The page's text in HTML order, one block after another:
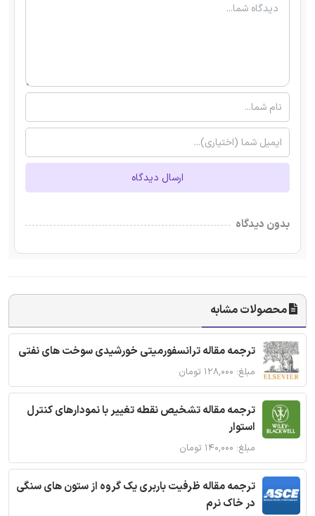
ارسال دیدگاه
بدون دیدگاه
محصولات مشابه
ترجمه مقاله ترانسفورمیتی خورشیدی سوخت های نفتی
مبلغ: ۱۲۸,۰۰۰ تومان
ترجمه مقاله تشخیص نقطه تغییر با نمودارهای کنترل
استوار
مبلغ: ۱۴۰,۰۰۰ تومان
ترجمه مقاله ظرفیت باربری یک گروه از ستون های سنگی
در خاک نرم